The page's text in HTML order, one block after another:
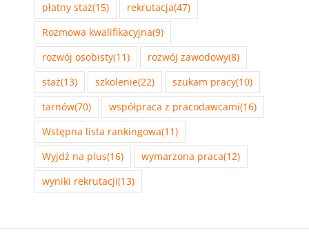
płatny staż(15) rekrutacja(47)
Rozmowa kwalifikacyjna(9)
rozwój osobisty(11) rozwój zawodowy(8)
staż(13) szkolenie(22) szukam pracy(10)
tarnów(70) współpraca z pracodawcami(16)
Wstępna lista rankingowa(11)
Wyjdź na plus(16) wymarzona praca(12)
wyniki rekrutacji(13)